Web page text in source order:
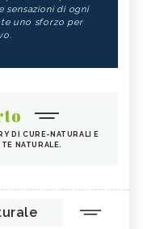
sensazioni di ogni
uno sforzo per
DI CURE-NATURALI E
NATURALE.